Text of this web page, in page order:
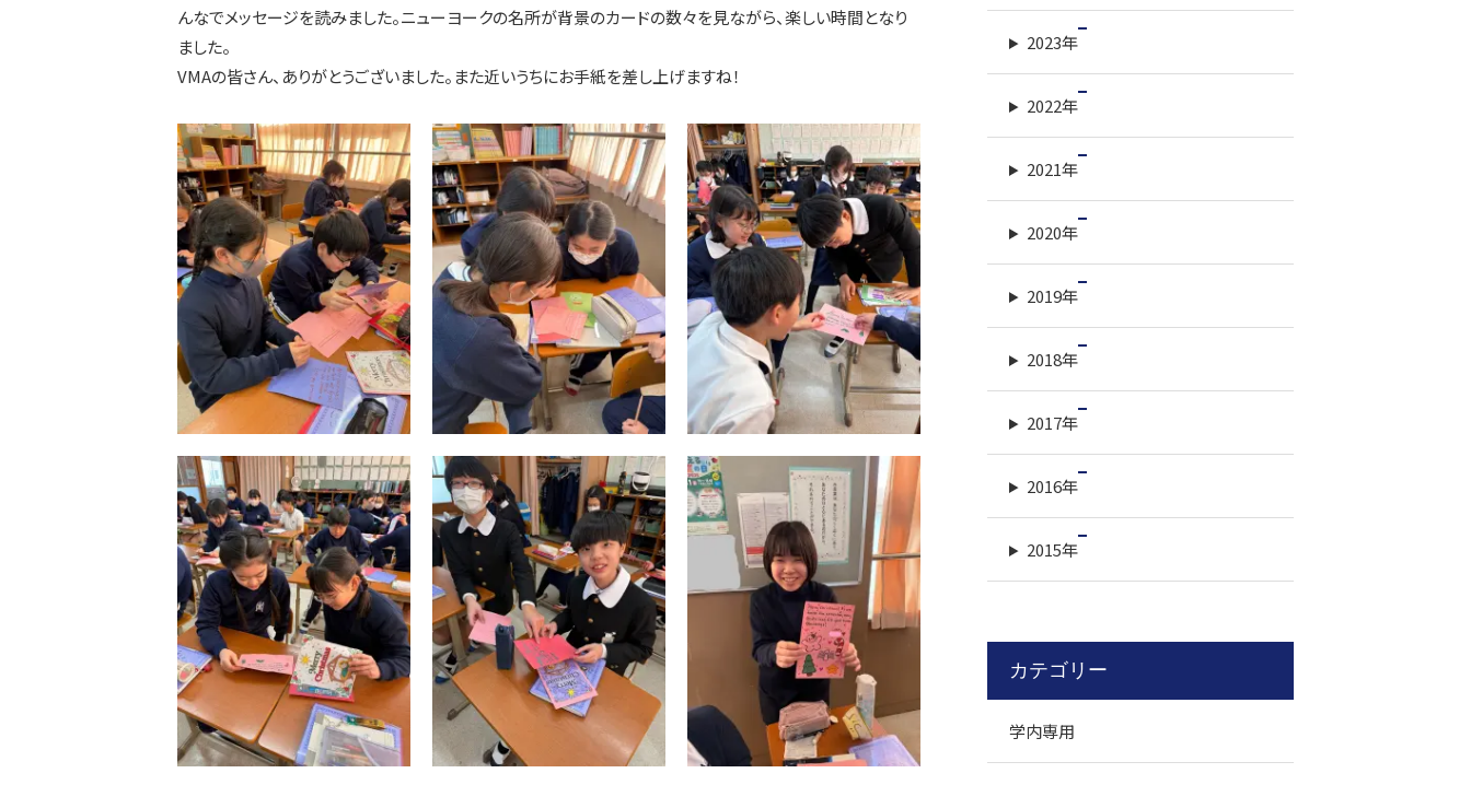
んなでメッセージを読みました。ニューヨークの名所が背景のカードの数々を見ながら、楽しい時間となり
ました。
VMAの皆さん、ありがとうございました。また近いうちにお手紙を差し上げますね！
2023年
2022年
2021年
2020年
2019年
2018年
2017年
2016年
2015年
カテゴリー
学内専用